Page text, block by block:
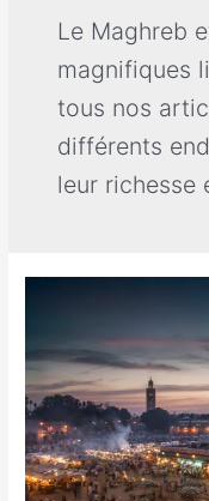
Le Maghreb
magnifiques
tous nos
différents
leur richesse